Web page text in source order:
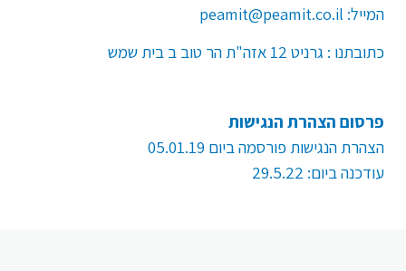
המייל: peamit@peamit.co.il
כתובתנו : גרניט 12 אזה"ת הר טוב ב בית שמש
פרסום הצהרת הנגישות
הצהרת הנגישות פורסמה ביום 05.01.19
עודכנה ביום: 29.5.22